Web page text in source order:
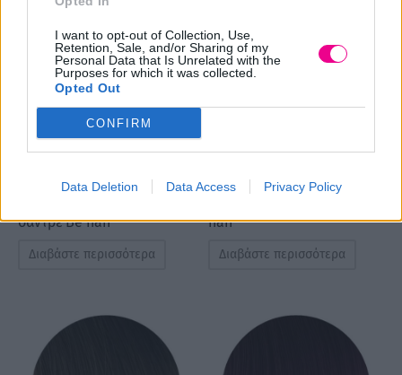
I want to opt-out of Collection, Use,
Retention, Sale, and/or Sharing of my
Personal Data that Is Unrelated with the
Purposes for which it was collected.
Opted Out
CONFIRM
Data Deletion Data Access Privacy Policy
Βαφή μαλλιών 11.1
σαντρέ Be hair
Διαβάστε περισσότερα
Βαφή μαλλιών 3.0
hair
Διαβάστε περισσότερα